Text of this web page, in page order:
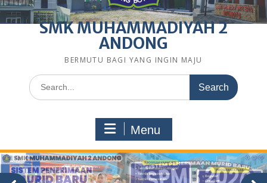
SMK MUHAMMADIYAH 2
ANDONG
BERMUTU BAGI YANG INGIN MAJU
Search
for:
Menu